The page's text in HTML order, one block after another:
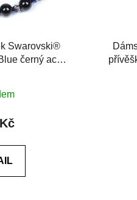
Swarovski®
černý achát
produktu